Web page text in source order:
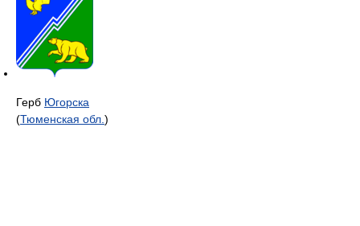
Герб Югорска
(Тюменская обл. )